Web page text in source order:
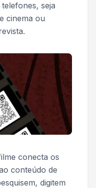
seja
cinema ou
conecta os
conteúdo de
digitem